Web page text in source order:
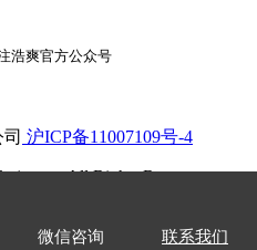
微信咨询 联系我们
浩爽官方公众号
沪ICP备11007109号-4
All Rights Reserve.